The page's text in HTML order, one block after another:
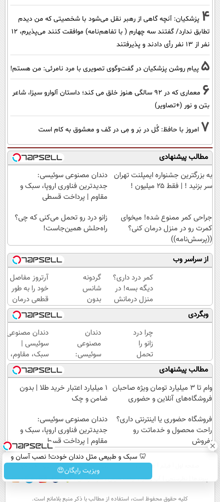
4 پزشکیان‌: آنچه گاهی از رهبر نقل می‌شود با شخصیتی که من دیدم
تطابق ندارد/ گفتند سه چهارم ( با تفاهم‌نامه) موافقت کنند می‌پذیرم، 12
نفر از 13 نفر رأی دادند و پذیرفتند
5 پیام روشن پزشکیان در گفت‌و‌گوی تصویری با مرد نامرئی: من هستم!
6
معماری که در 92 سالگی هنوز خلق می کند؛ داستان آلوارو سیزا، شاعر
بتن و نور (+تصاویر)
7 امروز با حافظ: گُل در بَر و مِی در کَف و معشوق به کام است
مطالب پیشنهادی
به بزرگترین جشنواره ایمپلنت تهران
سر بزنید ! | فقط ۲۵ میلیون !
دندان مصنوعی سوئیسی:
جدیدترین فناوری اروپا، سبک و
مقاوم | پرداخت قسطی
جراحی کمر ممنوع شده! میخوای
کمرت رو در منزل درمان کنی؟
((پرسش‌نامه))
زانو درد رو تحمل می‌کنی که چی؟
راه‌حلش همین‌جاست!
از سراسر وب
کمر درد داری؟
دیگه بسه! در
منزل درمانش
کن
(◀پرسش‌نامه)
گردونه
شانس
بدون
پوچ از
PS5
تا
آیفون17
و بیت
کوین
🔥
آرتروز مفاصل
خود را به طور
قطعی درمان
کنید!
◗پرسش‌نامه◖
وبگردی
چرا درد
زانو را
تحمل
می‌کنی؟
خیلی
ساده
درمنزل
کن
دندان
مصنوعی
سوئیسی:
جدیدترین
فناوری
اروپا،
سبک و
پرداخت
قسطی
دندان مصنوعی
سوئیسی |
سبک، مقاوم،
طبیعی! ویزیت
رایگان+پرداخت
اقساطی😍
مطالب پیشنهادی
وام تا ۳ میلیارد تومان ویژه صاحبان
فروشگاه‌های آنلاین و حضوری
۱ میلیارد اعتبار خرید طلا | بدون
ضامن و چک
فروشگاه حضوری یا اینترنتی داری؟
راحت محصول و خدماتت رو
بفروش
دندان مصنوعی سوئیسی:
جدیدترین فناوری اروپا، سبک و
مقاوم | پرداخت قسطی
🦷 سبک و طبیعی مثل دندان خودت! نصب آسان و
پرداخت اقساطی 💳 📍 تهران
ویزیت رایگان😍 عصر ایران۲ تماس با ما
آب و هوا اوقات شرعی سواد زندگی
كليه حقوق محفوظ است، استفاده از مطالب با ذكر منبع بلامانع است.